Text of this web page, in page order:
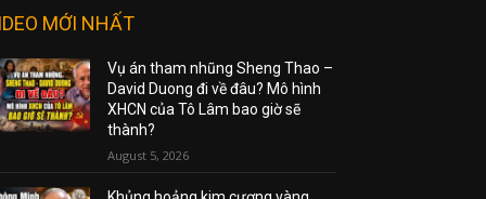
MỚI NHẤT
Vụ án tham nhũng Sheng Thao –
David Duong đi về đâu? Mô hình
XHCN của Tô Lâm bao giờ sẽ
thành?
August 5, 2026